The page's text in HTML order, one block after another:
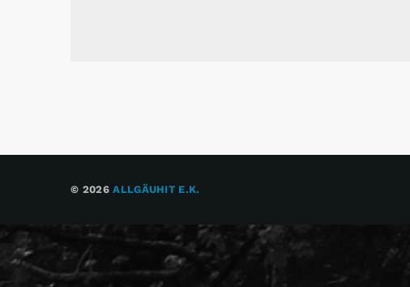
© 2026ALLGÄUHIT E.K.